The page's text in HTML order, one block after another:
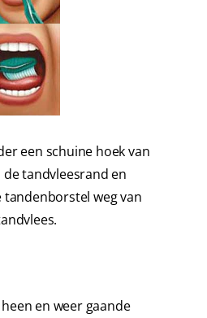
een schuine hoek van
tandvleesrand en
tandenborstel weg van
en weer gaande